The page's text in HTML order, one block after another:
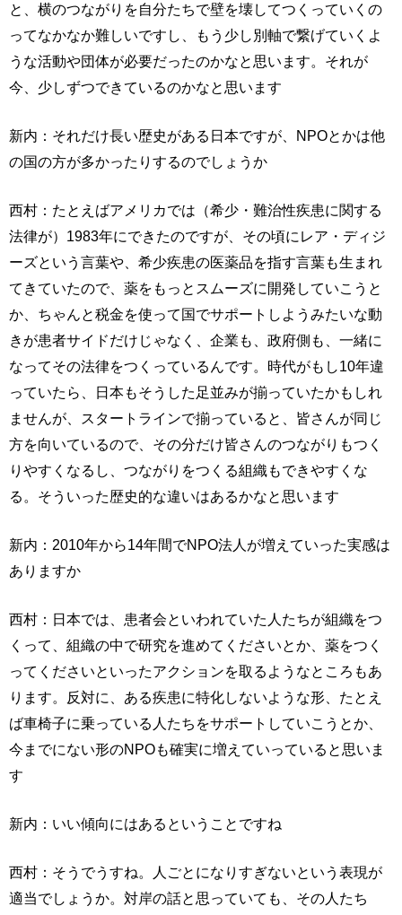
と、横のつながりを自分たちで壁を壊してつくっていくの
ってなかなか難しいですし、もう少し別軸で繋げていくよ
うな活動や団体が必要だったのかなと思います。それが
今、少しずつできているのかなと思います
新内：それだけ長い歴史がある日本ですが、NPOとかは他
の国の方が多かったりするのでしょうか
西村：たとえばアメリカでは（希少・難治性疾患に関する
法律が）1983年にできたのですが、その頃にレア・ディジ
ーズという言葉や、希少疾患の医薬品を指す言葉も生まれ
てきていたので、薬をもっとスムーズに開発していこうと
か、ちゃんと税金を使って国でサポートしようみたいな動
きが患者サイドだけじゃなく、企業も、政府側も、一緒に
なってその法律をつくっているんです。時代がもし10年違
っていたら、日本もそうした足並みが揃っていたかもしれ
ませんが、スタートラインで揃っていると、皆さんが同じ
方を向いているので、その分だけ皆さんのつながりもつく
りやすくなるし、つながりをつくる組織もできやすくな
る。そういった歴史的な違いはあるかなと思います
新内：2010年から14年間でNPO法人が増えていった実感は
ありますか
西村：日本では、患者会といわれていた人たちが組織をつ
くって、組織の中で研究を進めてくださいとか、薬をつく
ってくださいといったアクションを取るようなところもあ
ります。反対に、ある疾患に特化しないような形、たとえ
ば車椅子に乗っている人たちをサポートしていこうとか、
今までにない形のNPOも確実に増えていっていると思いま
す
新内：いい傾向にはあるということですね
西村：そうでうすね。人ごとになりすぎないという表現が
適当でしょうか。対岸の話と思っていても、その人たち